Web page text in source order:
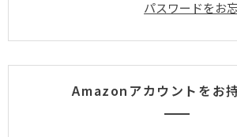
パスワードをお
Amazonアカウントをお